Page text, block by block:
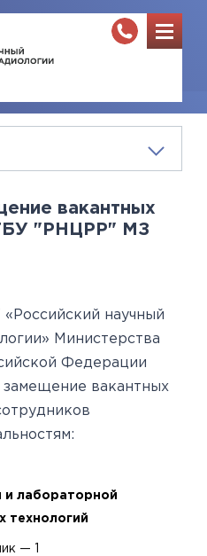
вакантных
"РНЦРР" МЗ
научный
Министерства
Федерации
замещение вакантных
лабораторной
технологий
— 1